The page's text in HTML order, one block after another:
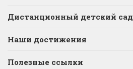
Дистанционный детский сад
Наши достижения
Полезные ссылки